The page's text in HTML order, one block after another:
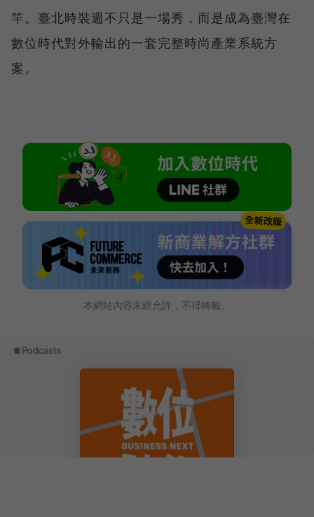
竿。臺北時裝週不只是一場秀，而是成為臺灣在
數位時代對外輸出的一套完整時尚產業系統方
案。
本網站內容未經允許，不得轉載。